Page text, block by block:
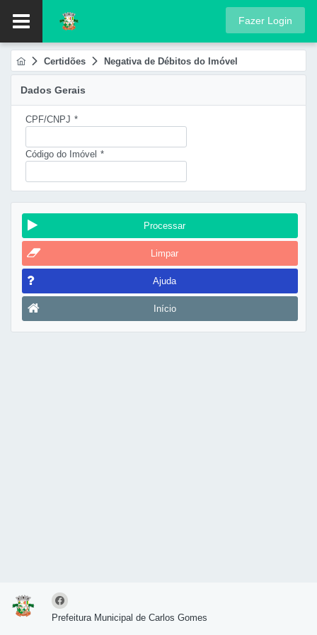
Fazer Login
Certidões Negativa de Débitos do Imóvel
Dados Gerais
CPF/CNPJ *
Código do Imóvel *
Processar
Limpar
Ajuda
Início
Prefeitura Municipal de Carlos Gomes